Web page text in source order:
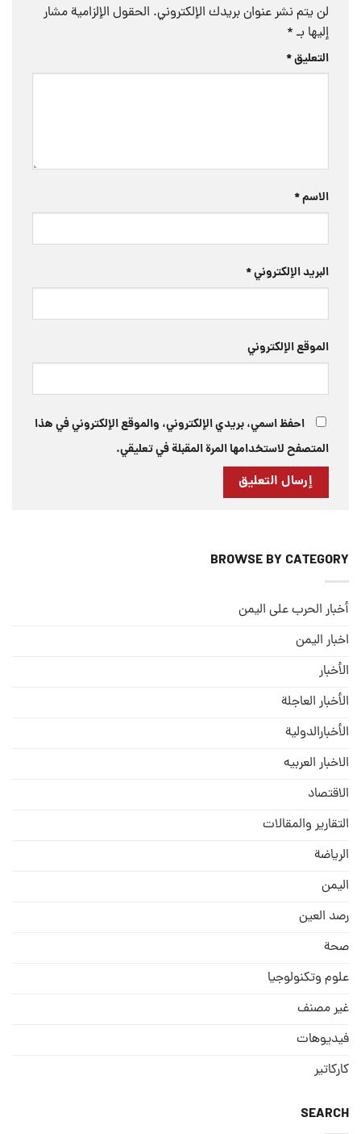
لن يتم نشر عنوان بريدك الإلكتروني. الحقول الإلزامية مشار
إليها بـ *
التعليق*
الاسم*
البريد الإلكتروني*
الموقع الإلكتروني
احفظ اسمي، بريدي الإلكتروني، والموقع الإلكتروني في هذا
المتصفح لاستخدامها المرة المقبلة في تعليقي.
BROWSE BY CATEGORY
أخبار الحرب على اليمن
اخبار اليمن
الأخبار
الأخبار العاجلة
الأخبارالدولية
الاخبار العربيه
الاقتصاد
التقارير والمقالات
الریاضة
الیمن
رصد العین
صحة
علوم وتكنولوجيا
غير مصنف
فيديوهات
كاركاتير
SEARCH